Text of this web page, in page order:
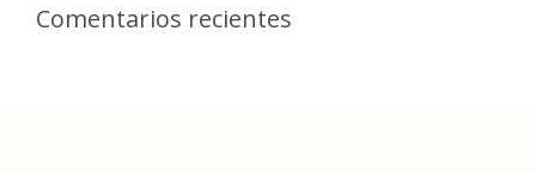
Comentarios recientes